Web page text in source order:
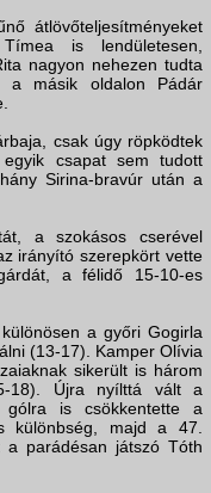
átlövőteljesítményeket
is lendületesen,
nagyon nehezen tudta
másik oldalon Pádár
csak úgy röpködtek
csapat sem tudott
Sirina-bravúr után a
a szokásos cserével
irányító szerepkört vette
a félidő 15-10-es
a győri Gogirla
(13-17). Kamper Olívia
sikerült is három
18). Újra nyílttá vált a
is csökkentette a
különbség, majd a 47.
parádésan játszó Tóth